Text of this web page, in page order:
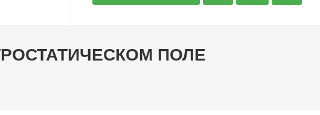
ПОЛЕ